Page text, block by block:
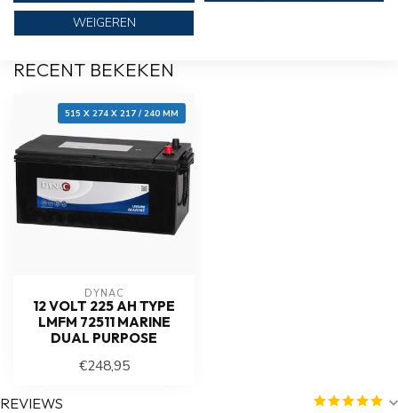
RECENT BEKEKEN
515 X 274 X 217 / 240 MM
DYNAC
12 VOLT 225 AH TYPE
LMFM 72511 MARINE
DUAL PURPOSE
€248,95
REVIEWS
WEIGEREN